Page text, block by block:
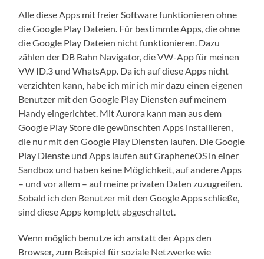
Alle diese Apps mit freier Software funktionieren ohne
die Google Play Dateien. Für bestimmte Apps, die ohne
die Google Play Dateien nicht funktionieren. Dazu
zählen der DB Bahn Navigator, die VW-App für meinen
VW ID.3 und WhatsApp. Da ich auf diese Apps nicht
verzichten kann, habe ich mir ich mir dazu einen eigenen
Benutzer mit den Google Play Diensten auf meinem
Handy eingerichtet. Mit Aurora kann man aus dem
Google Play Store die gewünschten Apps installieren,
die nur mit den Google Play Diensten laufen. Die Google
Play Dienste und Apps laufen auf GrapheneOS in einer
Sandbox und haben keine Möglichkeit, auf andere Apps
– und vor allem – auf meine privaten Daten zuzugreifen.
Sobald ich den Benutzer mit den Google Apps schließe,
sind diese Apps komplett abgeschaltet.
Wenn möglich benutze ich anstatt der Apps den
Browser, zum Beispiel für soziale Netzwerke wie